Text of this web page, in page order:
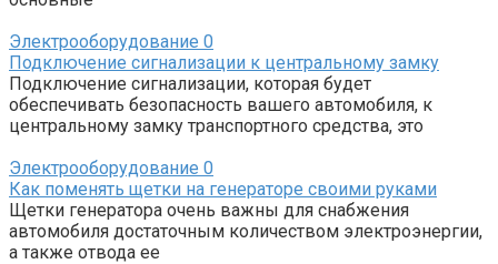
Электрооборудование 0
Подключение сигнализации к центральному замку
Подключение сигнализации, которая будет
обеспечивать безопасность вашего автомобиля, к
центральному замку транспортного средства, это
Электрооборудование 0
Как поменять щетки на генераторе своими руками
Щетки генератора очень важны для снабжения
автомобиля достаточным количеством электроэнергии,
а также отвода ее